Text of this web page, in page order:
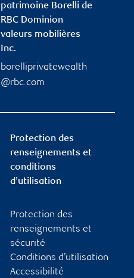
patrimoine Borelli de
RBC Dominion
valeurs mobilières
Inc.
borelliprivatewealth
@rbc.com
Protection des
renseignements et
conditions
d’utilisation
Protection des
renseignements et
sécurité
Conditions d’utilisation
Accessibilité